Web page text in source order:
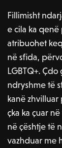
Fillimisht
e cila ka qenë
atribuohet
në sfida,
LGBTQ+.
ndryshme të
kanë
çka ka çuar
në çështje të
vazhduar me